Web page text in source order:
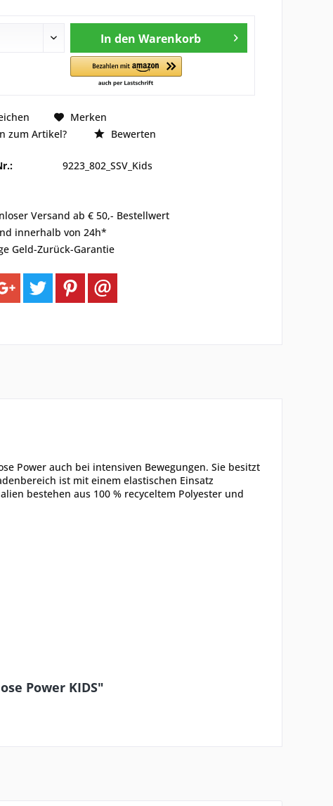
In den Warenkorb
Merken
zum Artikel?
Bewerten
9223_802_SSV_Kids
Versand ab € 50,- Bestellwert
innerhalb von 24h*
Geld-Zurück-Garantie
Power auch bei intensiven Bewegungen. Sie besitzt
ist mit einem elastischen Einsatz
bestehen aus 100 % recyceltem Polyester und
Power KIDS"